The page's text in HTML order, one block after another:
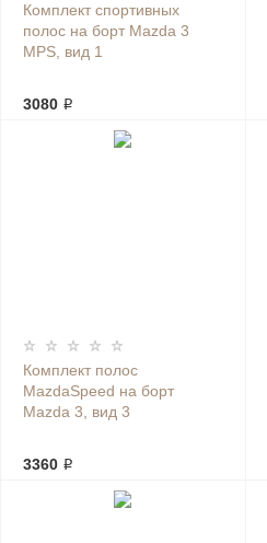
Комплект спортивных
полос на борт Mazda 3
MPS, вид 1
3080 ₽
Комплект полос
MazdaSpeed на борт
Mazda 3, вид 3
3360 ₽